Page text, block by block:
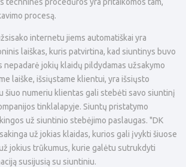
procesą.
internetu jiems automatiškai yra
laiškas, kuris patvirtina, kad siuntinys buvo
nepadarė jokių klaidų pildydamas užsakymo
laiške, išsiųstame klientui, yra išsiųsto
šiuo numeriu klientas gali stebėti savo siuntinį
tinklalapyje. Siuntų pristatymo
už siuntinio stebėjimo paslaugas. "DK
už jokias klaidas, kurios gali įvykti šiuose
jokius trūkumus, kurie galėtu sutrukdyti
susijusią su siuntiniu.